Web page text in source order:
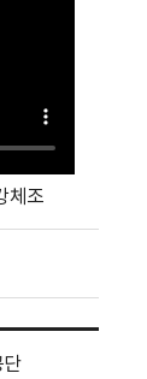
체조